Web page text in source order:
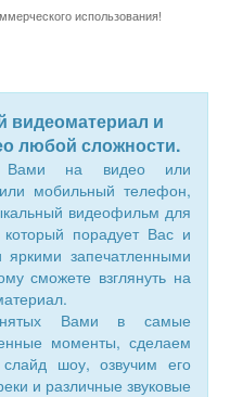
использования!
видеоматериал и
любой сложности.
Вами на видео или
мобильный телефон,
видеофильм для
порадует Вас и
запечатленными
сможете взглянуть на
Вами в самые
моменты, сделаем
слайд шоу, озвучим его
и различные звуковые